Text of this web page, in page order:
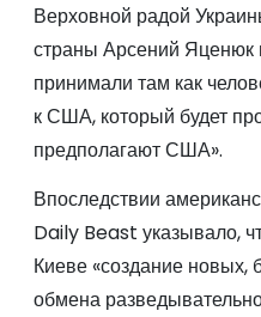
Верховной радой
страны Арсений Яценюк
принимали там как
к США, который будет
предполагают США».
Впоследствии
Daily Beast указывало,
Киеве «создание
обмена